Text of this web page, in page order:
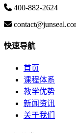
400-882-2624
快速导航
首页
课程体系
教学优势
新闻资讯
关于我们